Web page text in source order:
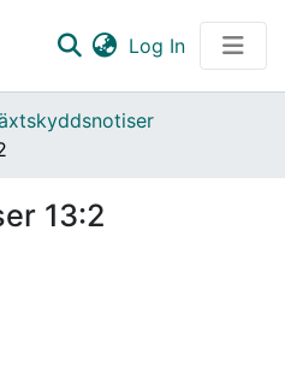
Log In(current)
13:2